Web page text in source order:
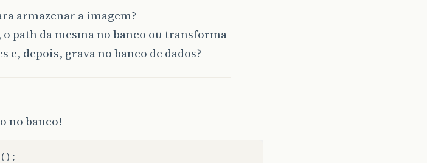
Enviado com Sucesso");
armazenar a imagem?
path da mesma no banco ou transforma
e, depois, grava no banco de dados?
no banco!
();